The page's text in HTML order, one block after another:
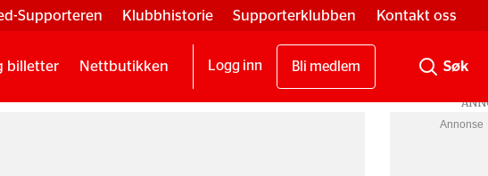
Supporteren Klubbhistorie Supporterklubben Kontakt oss
billetter Nettbutikken Logg inn Bli medlem
Annonse